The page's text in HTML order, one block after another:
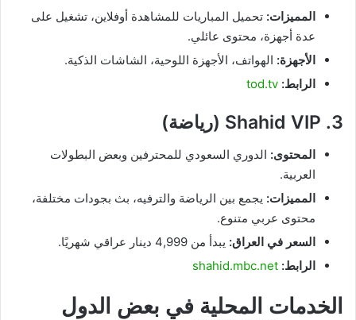
المميزات: تحميل المباريات للمشاهدة أوفلاين، تشغيل على
عدة أجهزة، محتوى عائلي.
الأجهزة: الهواتف، الأجهزة اللوحية، الشاشات الذكية.
الرابط: tod.tv
3. Shahid VIP (رياضة)
المحتوى: الدوري السعودي للمحترفين وبعض البطولات
العربية.
المميزات: يجمع بين الرياضة والترفيه، بث بجودات مختلفة،
محتوى عربي متنوع.
السعر في العراق: يبدأ من 4,999 دينار عراقي شهريًا.
الرابط: shahid.mbc.net
الخدمات المحلية في بعض الدول